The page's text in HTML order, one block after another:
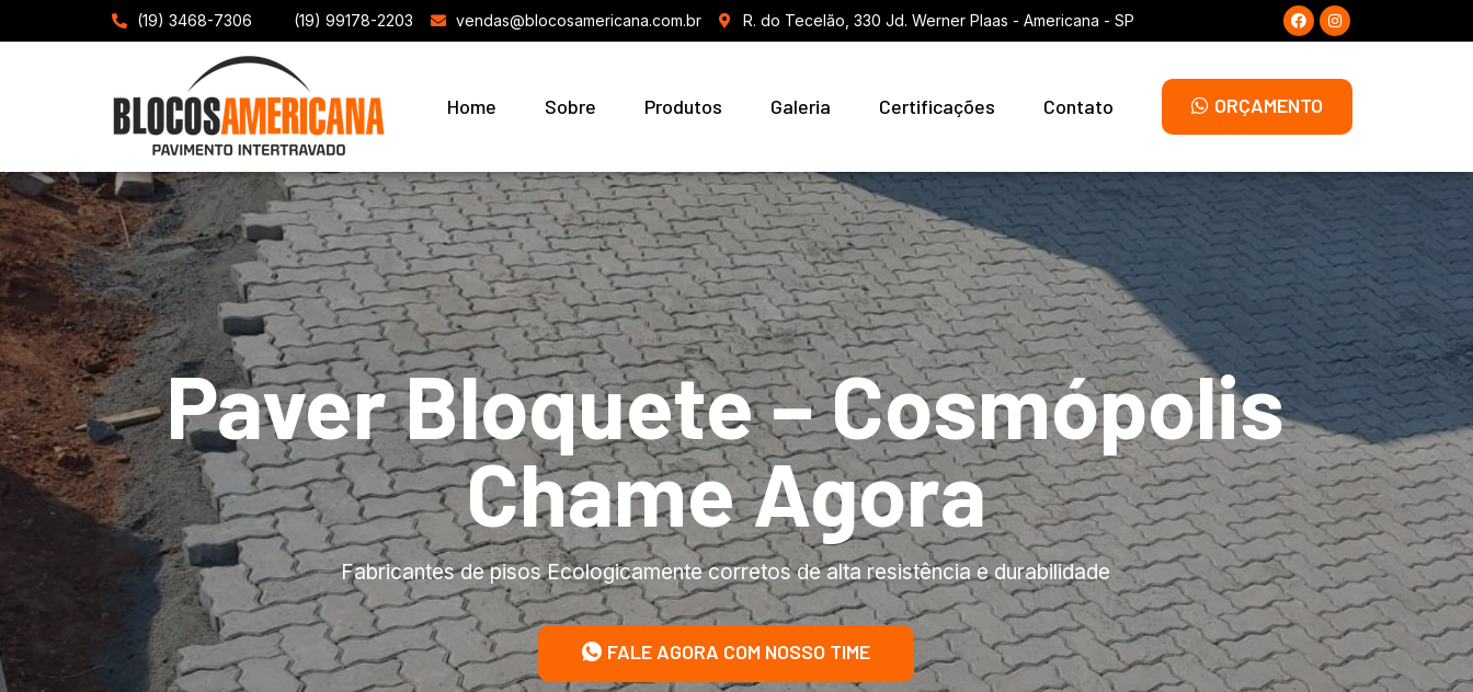
(19) 3468-7306 (19) 99178-2203 vendas@blocosamericana.com.br R. do Tecelão, 330 Jd. Werner Plaas - Americana - SP
Home Sobre Produtos Galeria Certificações Contato ORÇAMENTO
Paver Bloquete – Cosmópolis
Chame Agora
Fabricantes de pisos Ecologicamente corretos de alta resistência e durabilidade
FALE AGORA COM NOSSO TIME